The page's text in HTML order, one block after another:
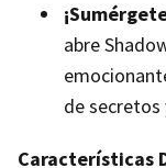
abre
de
Características